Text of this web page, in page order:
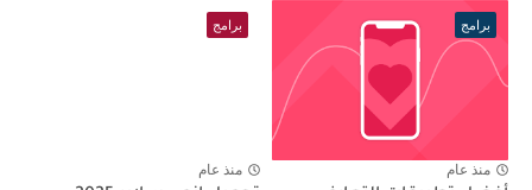
برامج
منذ عام
برامج
منذ عام